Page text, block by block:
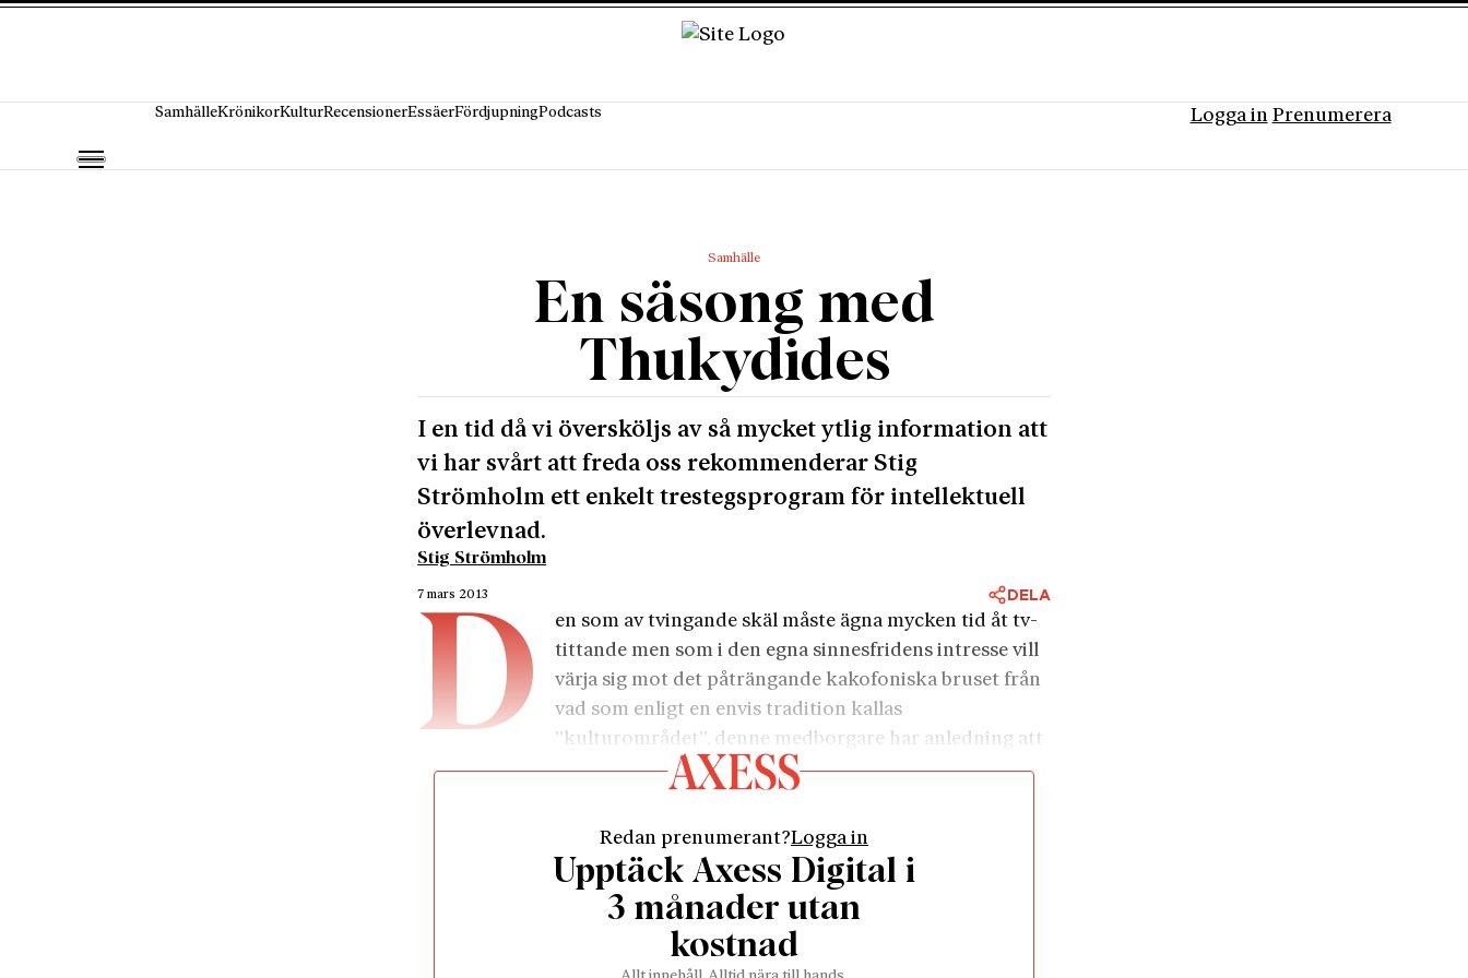
SamhälleKrönikorKulturRecensionerEssäerFördjupningPodcasts Logga in Prenumerera
Samhälle
En säsong med
Thukydides
I en tid då vi översköljs av så mycket ytlig information att
vi har svårt att freda oss rekommenderar Stig
Strömholm ett enkelt trestegsprogram för intellektuell
överlevnad.
Stig Strömholm
7 mars 2013 DELA
D
en som av tvingande skäl måste ägna mycken tid åt tv-
tittande men som i den egna sinnesfridens intresse vill
värja sig mot det påträngande kakofoniska bruset från
vad som enligt en envis tradition kallas
”kulturområdet”, denne medborgare har anledning att
noga överväga möjliga överlevnadsstrategier.
tjänst skall här ett enkelt tillvägagångssätt föreslås. Det omfattar tre
steg, av vilka det första och det tredje är de ojämförligt svåraste. Det
andra är i gengäld behagligt och kan bli en källa till stor glädje.
Projektet handlar om att inrätta en fredad zon åt sig, ett andligt
skyddsrum om man så vill. Michel de Montaigne använder ordet
Redan prenumerant?Logga in
Upptäck Axess Digital i
3 månader utan
kostnad